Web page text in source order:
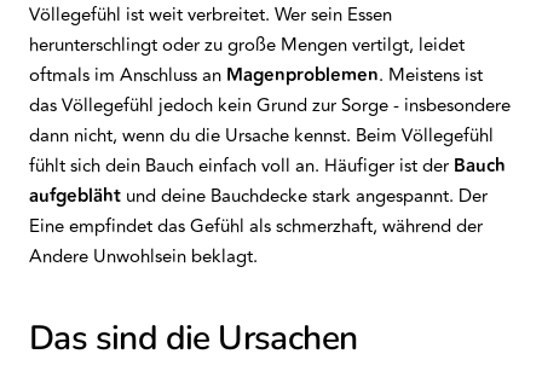
Völlegefühl ist weit verbreitet. Wer sein Essen
herunterschlingt oder zu große Mengen vertilgt, leidet
oftmals im Anschluss an Magenproblemen. Meistens ist
das Völlegefühl jedoch kein Grund zur Sorge - insbesondere
dann nicht, wenn du die Ursache kennst. Beim Völlegefühl
fühlt sich dein Bauch einfach voll an. Häufiger ist der Bauch
aufgebläht und deine Bauchdecke stark angespannt. Der
Eine empfindet das Gefühl als schmerzhaft, während der
Andere Unwohlsein beklagt.
Das sind die Ursachen